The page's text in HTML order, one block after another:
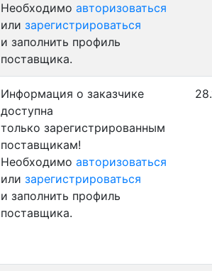
Необходимо авторизоваться
или зарегистрироваться
и заполнить профиль
поставщика.
Информация о заказчике
доступна
только зарегистрированным
поставщикам!
Необходимо авторизоваться
или зарегистрироваться
и заполнить профиль
поставщика.